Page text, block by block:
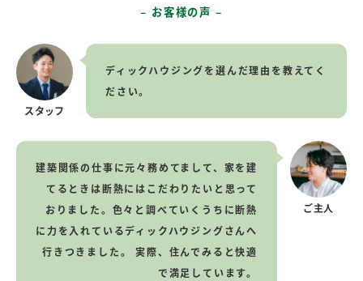
– お客様の声 –
スタッフ
ディックハウジングを選んだ理由を教えてく
ださい。
ご主人
建築関係の仕事に元々務めてまして、家を建
てるときは断熱にはこだわりたいと思って
おりました。色々と調べていくうちに断熱
に力を入れているディックハウジングさんへ
行きつきました。
実際、住んでみると快適
で満足しています。